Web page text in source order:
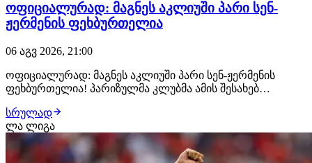
ოფიციალურად: მაგნეს აკლიუში პარი სენ-
ჟერმენის ფეხბურთელია
06 აგვ 2026, 21:00
ოფიციალურად: მაგნეს აკლიუში პარი სენ-ჟერმენის
ფეხბურთელია! პარიზულმა კლუბმა ამის შესახებ
ფრანგმა ვინგერმა პარი სენ-ჟერმენთან კონტრაქტი 2031
წლამდე გააფორმა, მხარეებს შორის კი €50 მილიონიანი
გარიგება შედგა. მაგნეს აკლიუში მონაკოს აკადე…
სრულად
ლა ლიგა